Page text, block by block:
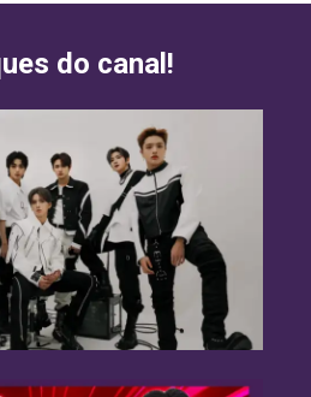
do canal!